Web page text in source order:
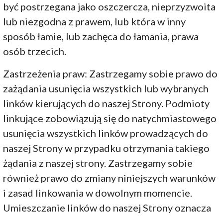
być postrzegana jako oszczercza, nieprzyzwoita
lub niezgodna z prawem, lub która w inny
sposób łamie, lub zachęca do łamania, prawa
osób trzecich.
Zastrzeżenia praw: Zastrzegamy sobie prawo do
zażądania usunięcia wszystkich lub wybranych
linków kierujących do naszej Strony. Podmioty
linkujące zobowiązują się do natychmiastowego
usunięcia wszystkich linków prowadzących do
naszej Strony w przypadku otrzymania takiego
żądania z naszej strony. Zastrzegamy sobie
również prawo do zmiany niniejszych warunków
i zasad linkowania w dowolnym momencie.
Umieszczanie linków do naszej Strony oznacza